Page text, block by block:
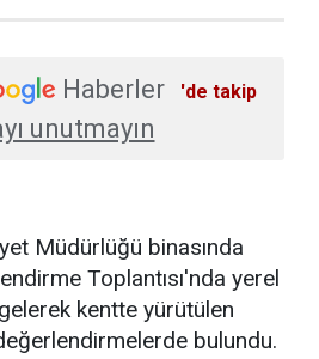
Haberler
'de takip
unutmayın
Müdürlüğü binasında
Toplantısı'nda yerel
kentte yürütülen
bulundu.